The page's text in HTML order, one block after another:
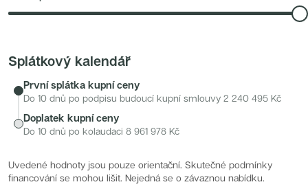
Splátkový kalendář
První splátka kupní ceny
Do 10 dnů po podpisu budoucí kupní smlouvy 2 240 495 Kč
Doplatek kupní ceny
Do 10 dnů po kolaudaci 8 961 978 Kč
Uvedené hodnoty jsou pouze orientační. Skutečné podmínky
financování se mohou lišit. Nejedná se o závaznou nabídku.
Nová Písnice
Semerínka
Hagibor Kappa
Aldrov Resort
Villa Chuchle
Nový byt 3+kk - VARTA
Bělehradská 29
Žít Braník
RANTA Barrandov IV
Střížkovský dvůr
Rezidence Cikorka
Radimský Mlýn